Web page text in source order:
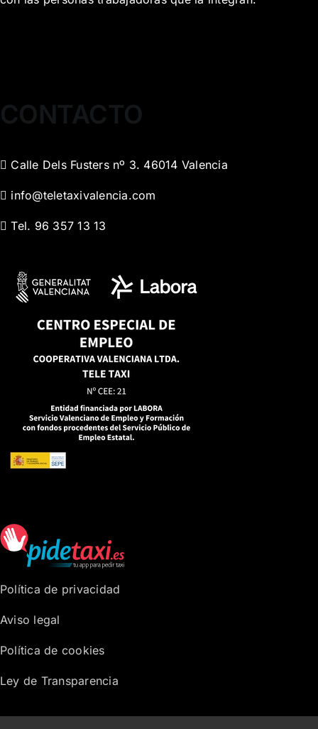
Calle Dels Fusters nº 3. 46014 Valencia
info@teletaxivalencia.com
Tel. 96 357 13 13
Política de privacidad
Aviso legal
Política de cookies
Ley de Transparencia